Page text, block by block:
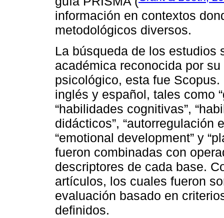
información en contextos
metodológicos diversos.
La búsqueda de los estudios
académica reconocida por
psicológico, esta fue
inglés y español, tales como
“habilidades cognitivas”,
didácticos”, “autorregulación
“emotional development” y
fueron combinadas con
descriptores de cada base.
artículos, los cuales fueron
evaluación basado en
definidos.